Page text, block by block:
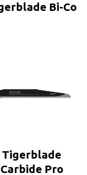
Bi-Co
Tigerblade
Carbide Pro